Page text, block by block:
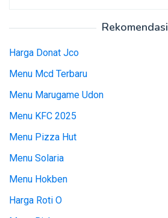
Rekomendasi
Harga Donat Jco
Menu Mcd Terbaru
Menu Marugame Udon
Menu KFC 2025
Menu Pizza Hut
Menu Solaria
Menu Hokben
Harga Roti O